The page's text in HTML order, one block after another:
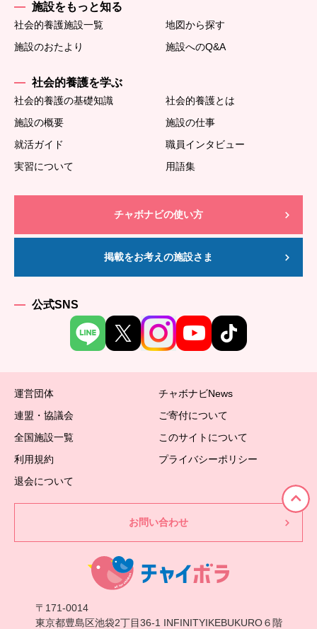
施設をもっと知る
社会的養護施設一覧
地図から探す
施設のおたより
施設へのQ&A
社会的養護を学ぶ
社会的養護の基礎知識
社会的養護とは
施設の概要
施設の仕事
就活ガイド
職員インタビュー
実習について
用語集
チャボナビの使い方
掲載をお考えの施設さま
公式SNS
運営団体
チャボナビNews
連盟・協議会
ご寄付について
全国施設一覧
このサイトについて
利用規約
プライバシーポリシー
退会について
お問い合わせ
〒171-0014
東京都豊島区池袋2丁目36-1 INFINITYIKEBUKURO６階